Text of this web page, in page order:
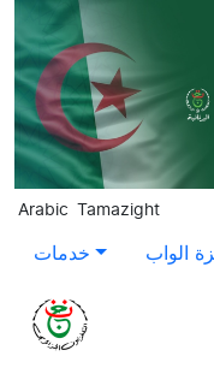
Skip to main content
Arabic Tamazight
خدمات الواب